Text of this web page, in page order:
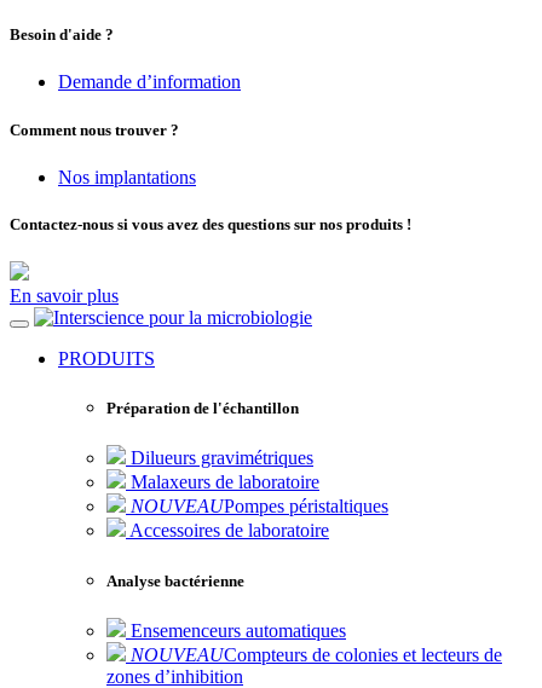
Besoin d'aide ?
Demande d’information
Comment nous trouver ?
Nos implantations
Contactez-nous si vous avez des questions sur nos produits !
En savoir plus
pour la microbiologie
PRODUITS
Préparation de l'échantillon
Dilueurs gravimétriques
Malaxeurs de laboratoire
NOUVEAUPompes péristaltiques
Accessoires de laboratoire
Analyse bactérienne
Ensemenceurs automatiques
NOUVEAUCompteurs de colonies et lecteurs de
zones d’inhibition